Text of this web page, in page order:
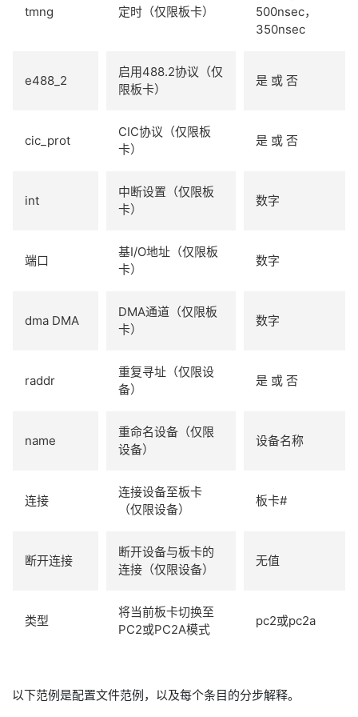
tmng 定时（仅限板卡）
500nsec，
350nsec
e488_2
启用488.2协议（仅
限板卡）
是 或 否
cic_prot
CIC协议（仅限板
卡）
是 或 否
int
中断设置（仅限板
卡）
数字
端口
基I/O地址（仅限板
卡）
数字
dma DMA
DMA通道（仅限板
卡）
数字
raddr
重复寻址（仅限设
备）
是 或 否
name
重命名设备（仅限
设备）
设备名称
连接
连接设备至板卡
（仅限设备）
板卡#
断开连接
断开设备与板卡的
连接（仅限设备）
无值
类型
将当前板卡切换至
PC2或PC2A模式
pc2或pc2a
以下范例是配置文件范例，以及每个条目的分步解释。